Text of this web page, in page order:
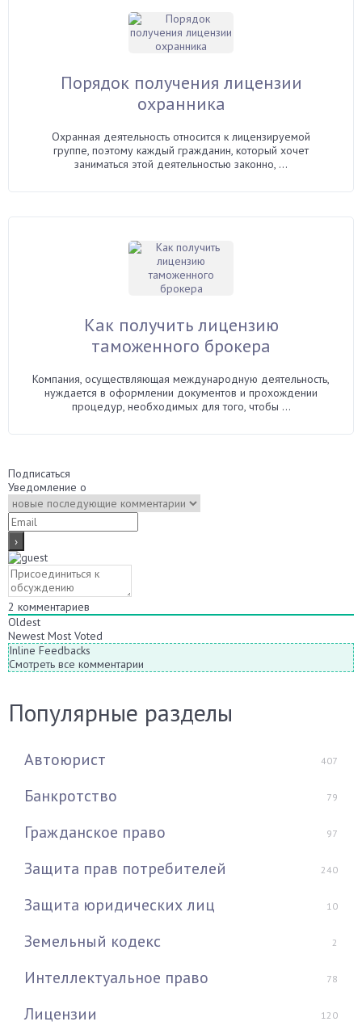
Порядок получения лицензии
охранника
Охранная деятельность относится к лицензируемой
группе, поэтому каждый гражданин, который хочет
заниматься этой деятельностью законно, ...
Как получить лицензию
таможенного брокера
Компания, осуществляющая международную деятельность,
нуждается в оформлении документов и прохождении
процедур, необходимых для того, чтобы ...
Подписаться
Уведомление о
2 комментариев
Oldest
Newest Most Voted
Inline Feedbacks
Смотреть все комментарии
Популярные разделы
Автоюрист 407
Банкротство 79
Гражданское право 97
Защита прав потребителей 240
Защита юридических лиц 10
Земельный кодекс 2
Интеллектуальное право 78
Лицензии 120